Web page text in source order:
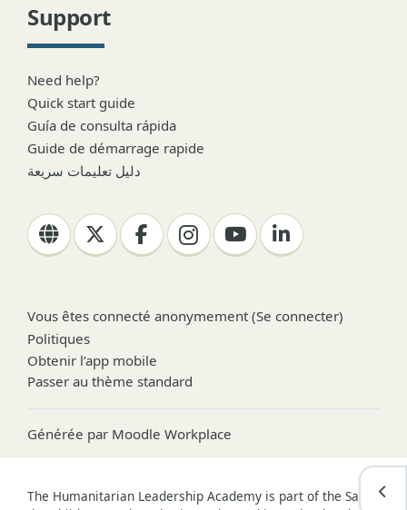
Support
Need help?
Quick start guide
Guía de consulta rápida
Guide de démarrage rapide
دليل تعليمات سريعة
Vous êtes connecté anonymement (Se connecter)
Politiques
Obtenir l’app mobile
Passer au thème standard
Générée par Moodle Workplace
The Humanitarian Leadership Academy is part of the Save